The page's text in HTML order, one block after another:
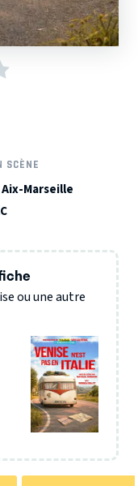
SCÈNE
Marseille
ou une autre